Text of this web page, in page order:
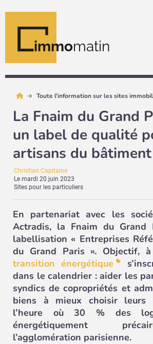
immomatin
Toute l'information sur les sites
La Fnaim du Grand
un label de qualité
artisans du bâtiment
Christian Capitaine
Lemardi 20 juin 2023
Sites pour les particuliers
En partenariat avec les
Actradis, la Fnaim du Grand
labellisation « Entreprises
du Grand Paris ». Objectif,
transition énergétique
dans le calendrier : aider les
syndics de copropriétés et
biens à mieux choisir leurs
l’heure où 30 % des
énergétiquement
l’agglomération parisienne.